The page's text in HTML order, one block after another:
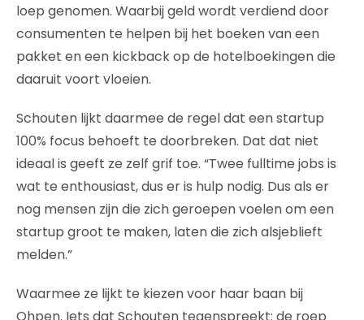
loep genomen. Waarbij geld wordt verdiend door
consumenten te helpen bij het boeken van een
pakket en een kickback op de hotelboekingen die
daaruit voort vloeien.
Schouten lijkt daarmee de regel dat een startup
100% focus behoeft te doorbreken. Dat dat niet
ideaal is geeft ze zelf grif toe. “Twee fulltime jobs is
wat te enthousiast, dus er is hulp nodig. Dus als er
nog mensen zijn die zich geroepen voelen om een
startup groot te maken, laten die zich alsjeblieft
melden.”
Waarmee ze lijkt te kiezen voor haar baan bij
Ohpen. Iets dat Schouten tegenspreekt: de roep